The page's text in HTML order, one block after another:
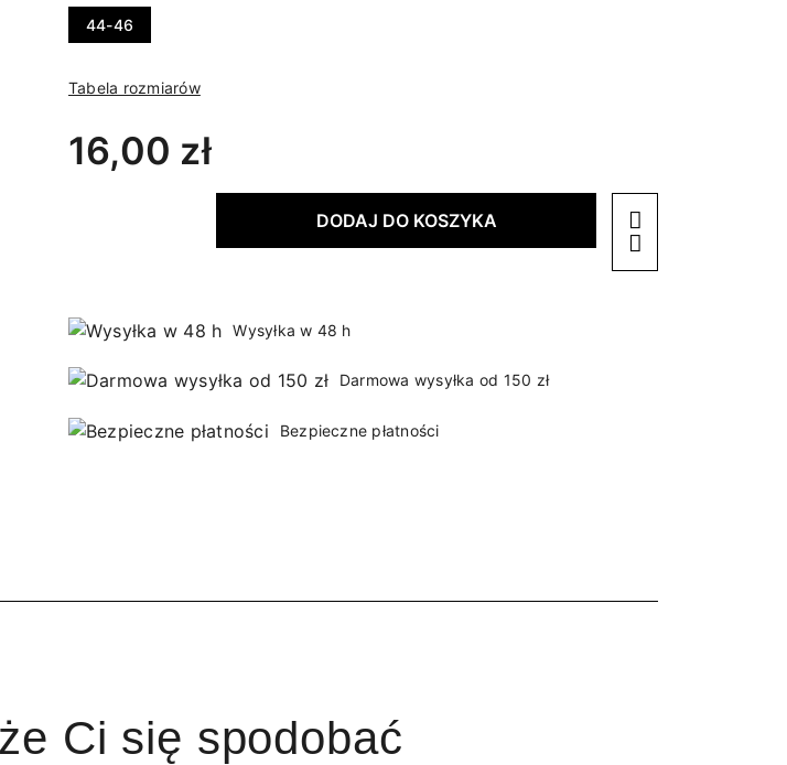
44-46
Tabela rozmiarów
16,00 zł
DODAJ DO KOSZYKA
Wysyłka w 48 h
Darmowa wysyłka od 150 zł
Bezpieczne płatności
Ci się spodobać